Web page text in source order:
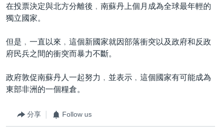
美國透視
建國史話
廣播節目表
其他語言網站
在投票決定與北方分離後﹐南蘇丹上個月成為全球最年輕的
獨立國家。
但是﹐一直以來﹐這個新國家就因部落衝突以及政府和反政
府民兵之間的衝突而暴力不斷。
政府敦促南蘇丹人一起努力﹐並表示﹐這個國家有可能成為
東部非洲的一個糧倉。
分享 Follow us